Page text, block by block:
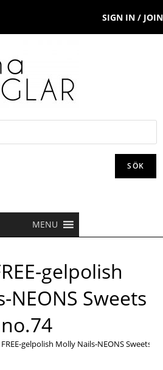
SIGN IN / JOIN
SÖK
MENU
gelpolish
NEONS Sweets
no.74
gelpolish Molly Nails-NEONS Sweets